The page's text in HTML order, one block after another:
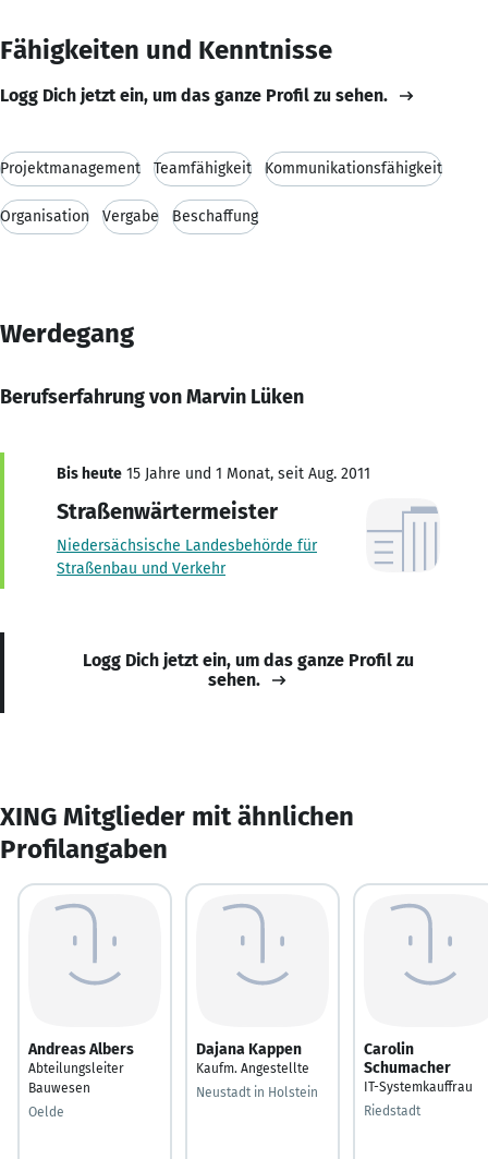
Fähigkeiten und Kenntnisse
Logg Dich jetzt ein, um das ganze Profil zu sehen.
Projektmanagement Teamfähigkeit Kommunikationsfähigkeit
Organisation Vergabe Beschaffung
Werdegang
Berufserfahrung von Marvin Lüken
Bis heute 15 Jahre und 1 Monat, seit Aug. 2011
Straßenwärtermeister
Niedersächsische Landesbehörde für
Straßenbau und Verkehr
Logg Dich jetzt ein, um das ganze Profil zu
sehen.
XING Mitglieder mit ähnlichen
Profilangaben
Andreas Albers
Abteilungsleiter
Bauwesen
Oelde
Dajana Kappen
Kaufm. Angestellte
Neustadt in Holstein
Carolin
Schumacher
IT-Systemkauffrau
Riedstadt